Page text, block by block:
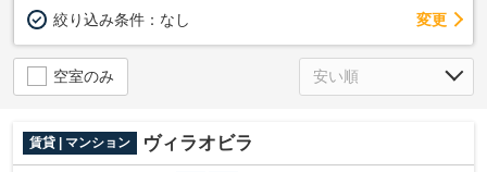
絞り込み条件： なし 変更
空室のみ
賃貸 | マンション ヴィラオビラ